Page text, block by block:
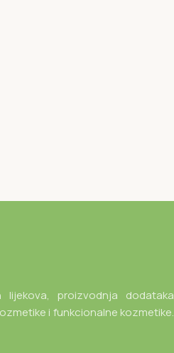
proizvodnja dodataka
i funkcionalne kozmetike.